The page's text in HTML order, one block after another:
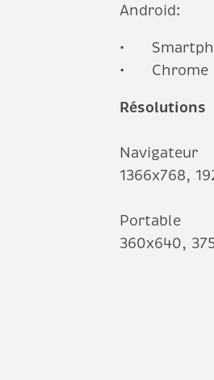
Android:
Résolutions
Navigateur
1366x768,
Portable
360x640,